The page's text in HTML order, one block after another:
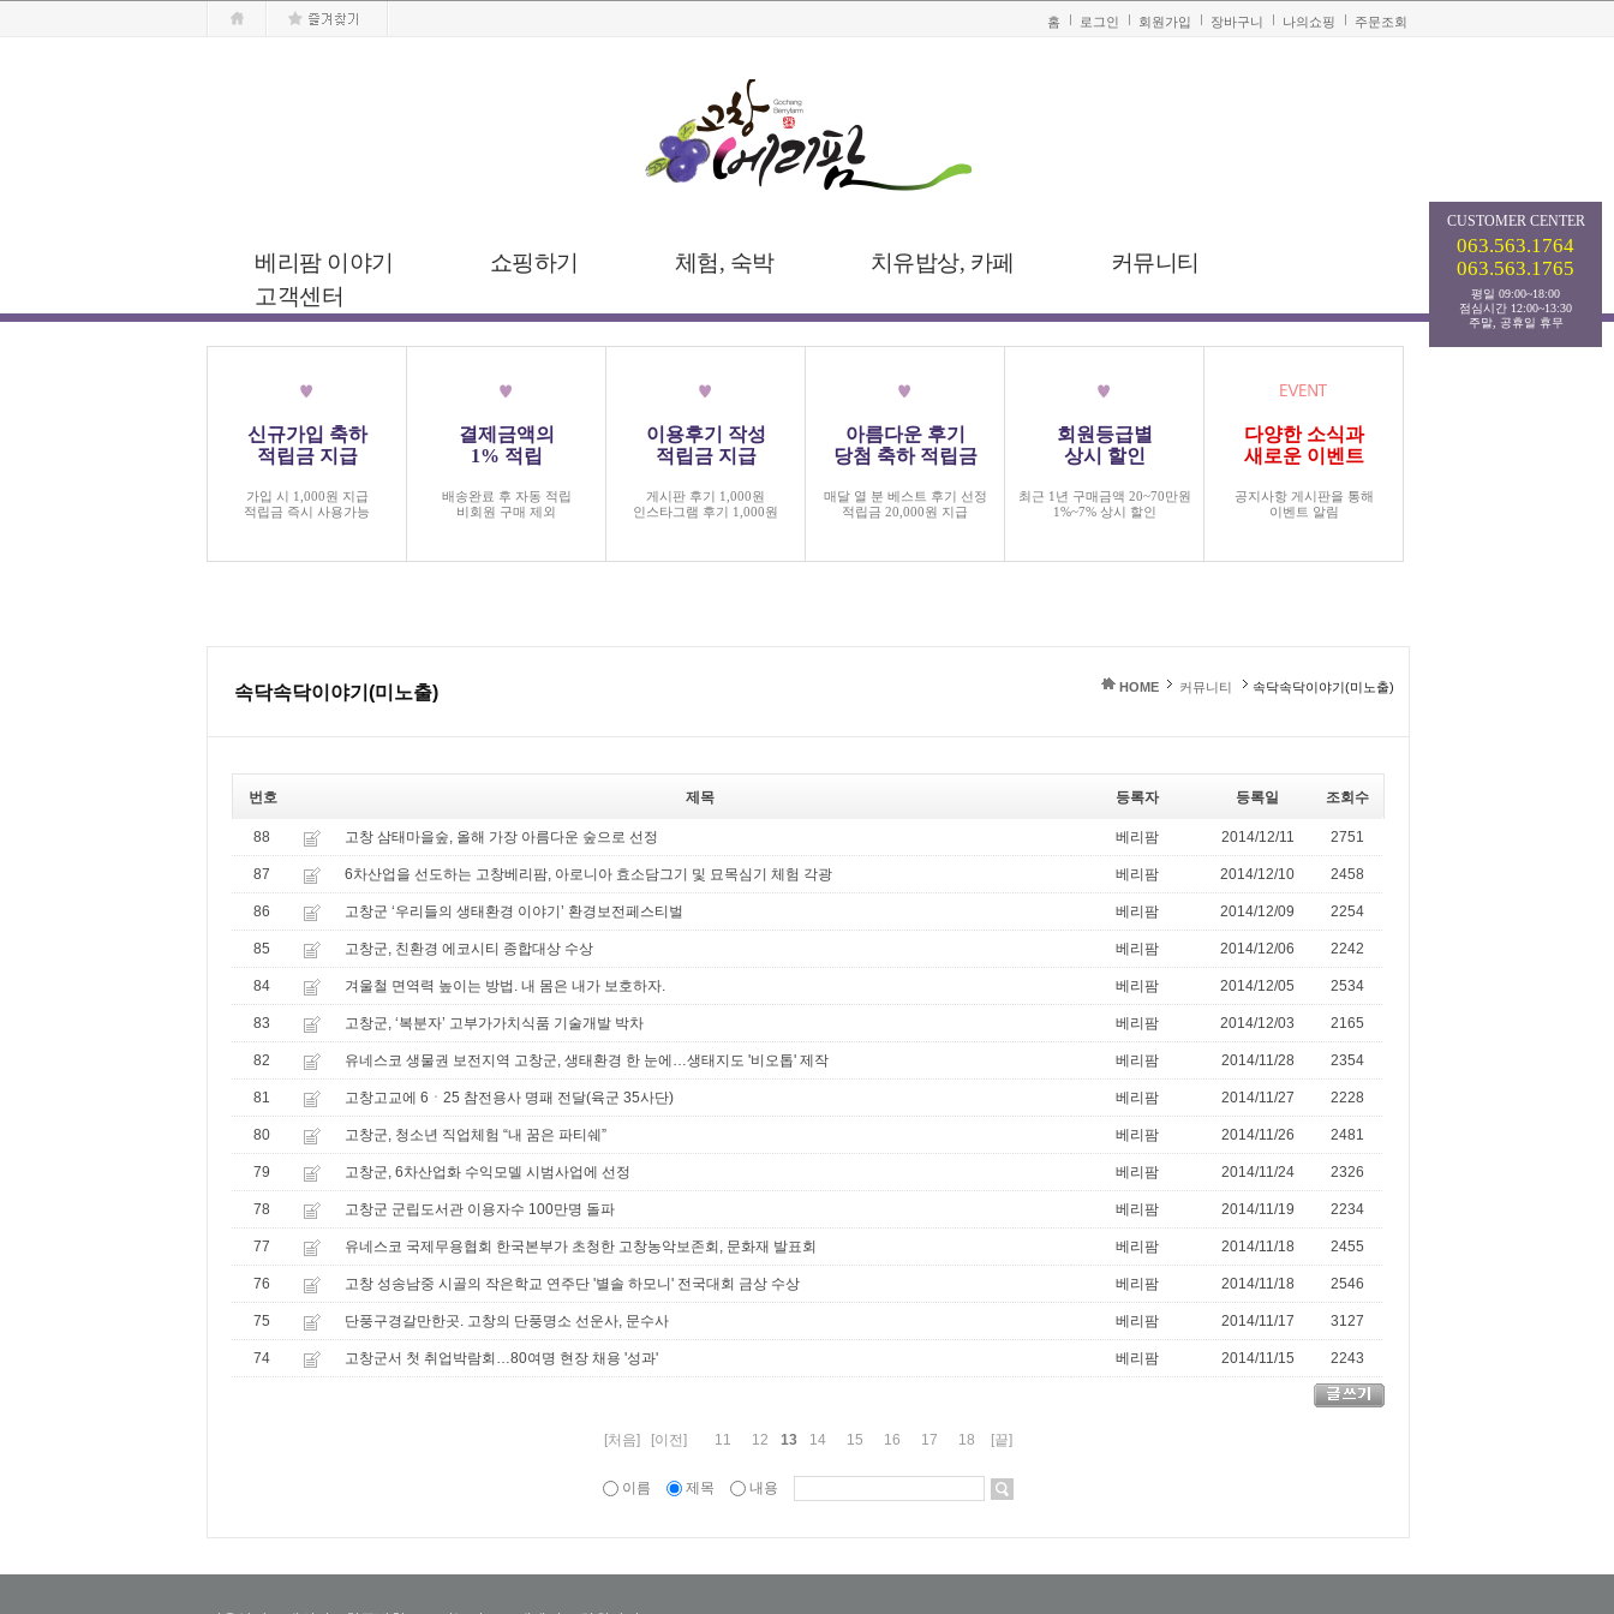
CUSTOMER CENTER
063.563.1764
063.563.1765
평일 09:00~18:00
점심시간 12:00~13:30
주말, 공휴일 휴무
홈 로그인 회원가입 장바구니 나의쇼핑 주문조회
베리팜 이야기 쇼핑하기 체험, 숙박 치유밥상, 카페
커뮤니티
고객센터
신규가입 축하
적립금 지급
가입 시 1,000원 지급
적립금 즉시 사용가능
결제금액의
1% 적립
배송완료 후 자동 적립
비회원 구매 제외
이용후기 작성
적립금 지급
게시판 후기 1,000원
인스타그램 후기 1,000원
아름다운 후기
당첨 축하 적립금
매달 열 분 베스트 후기 선정
적립금 20,000원 지급
회원등급별
상시 할인
최근 1년 구매금액 20~70만원
1%~7% 상시 할인
다양한 소식과
새로운 이벤트
공지사항 게시판을 통해
이벤트 알림
속닥속닥이야기(미노출) HOME 커뮤니티 속닥속닥이야기(미노출)
번호 제목 등록자 등록일 조회수
88 고창 삼태마을숲, 올해 가장 아름다운 숲으로 선정 베리팜 2014/12/11 2751
87 6차산업을 선도하는 고창베리팜, 아로니아 효소담그기 및 묘목심기 체험 각광 베리팜 2014/12/10 2458
86 고창군 ‘우리들의 생태환경 이야기’ 환경보전페스티벌 베리팜 2014/12/09 2254
85 고창군, 친환경 에코시티 종합대상 수상 베리팜 2014/12/06 2242
84 겨울철 면역력 높이는 방법. 내 몸은 내가 보호하자. 베리팜 2014/12/05 2534
83 고창군, ‘복분자’ 고부가가치식품 기술개발 박차 베리팜 2014/12/03 2165
82 유네스코 생물권 보전지역 고창군, 생태환경 한 눈에…생태지도 '비오톱' 제작 베리팜 2014/11/28 2354
81 고창고교에 6ㆍ25 참전용사 명패 전달(육군 35사단) 베리팜 2014/11/27 2228
80 고창군, 청소년 직업체험 “내 꿈은 파티쉐” 베리팜 2014/11/26 2481
79 고창군, 6차산업화 수익모델 시범사업에 선정 베리팜 2014/11/24 2326
78 고창군 군립도서관 이용자수 100만명 돌파 베리팜 2014/11/19 2234
77 유네스코 국제무용협회 한국본부가 초청한 고창농악보존회, 문화재 발표회 베리팜 2014/11/18 2455
76 고창 성송남중 시골의 작은학교 연주단 '별솔 하모니' 전국대회 금상 수상 베리팜 2014/11/18 2546
75 단풍구경갈만한곳. 고창의 단풍명소 선운사, 문수사 베리팜 2014/11/17 3127
74 고창군서 첫 취업박람회…80여명 현장 채용 '성과' 베리팜 2014/11/15 2243
[처음] [이전] 11 12 13 14 15 16 17 18 [끝]
이름 제목 내용